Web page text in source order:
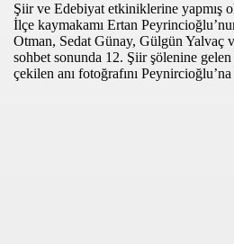
Şiir ve Edebiyat etkiniklerine yapmış
İlçe kaymakamı Ertan
Otman, Sedat Günay, Gülgün Yalvaç
sohbet sonunda 12. Şiir şölenine
çekilen anı fotoğrafını